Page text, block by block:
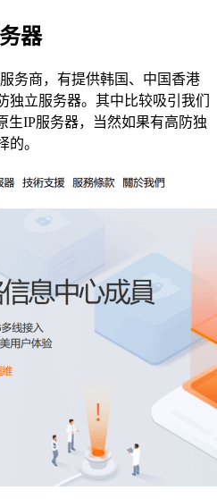
器
务商，有提供韩国、中国香港
独立服务器。其中比较吸引我们
生IP服务器，当然如果有高防独
的。